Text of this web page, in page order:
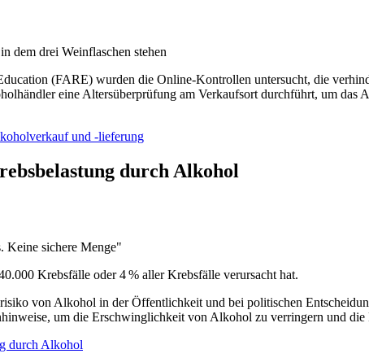
(FARE) wurden die Online-Kontrollen untersucht, die
eine Altersüberprüfung am Verkaufsort durchführt, um das
und ‑lieferung
durch Alkohol
Krebsfälle oder 4 % aller Krebsfälle verursacht hat.
von Alkohol in der Öffentlichkeit und bei politischen
um die Erschwinglichkeit von Alkohol zu verringern und
durch Alkohol